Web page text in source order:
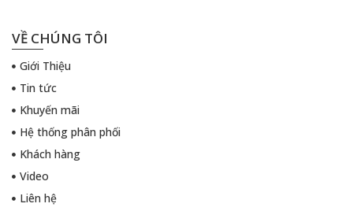
VỀ CHÚNG TÔI
Giới Thiệu
Tin tức
Khuyến mãi
Hệ thống phân phối
Khách hàng
Video
Liên hệ